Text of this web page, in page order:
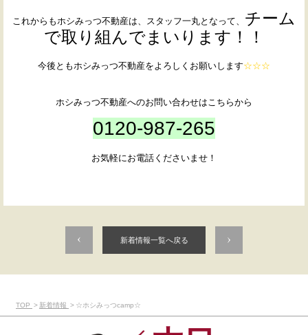
これからもホシみっつ不動産は、スタッフ一丸となって、 チーム
で取り組んでまいります！！
今後ともホシみっつ不動産をよろしくお願いします☆☆☆
ホシみっつ不動産へのお問い合わせはこちらから
0120-987-265
お気軽にお電話くださいませ！
新着情報一覧へ戻る
TOP 新着情報 ☆ホシみっつcamp☆